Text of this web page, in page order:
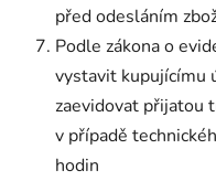
před odesláním
Podle zákona o
vystavit kupujícímu
zaevidovat přijatou
v případě
hodin